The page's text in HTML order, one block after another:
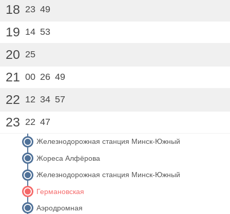
18 23 49
19 14 53
20 25
21 00 26 49
22 12 34 57
23 22 47
Железнодорожная станция Минск-Южный
Жореса Алфёрова
Железнодорожная станция Минск-Южный
Германовская
Аэродромная